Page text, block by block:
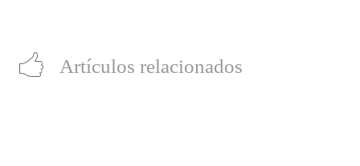
Artículos relacionados